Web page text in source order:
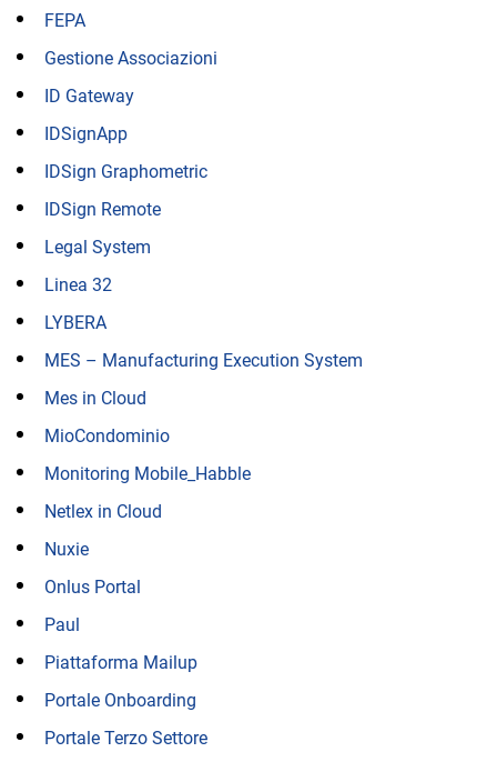
FEPA
Gestione Associazioni
ID Gateway
IDSignApp
IDSign Graphometric
IDSign Remote
Legal System
Linea 32
LYBERA
MES – Manufacturing Execution System
Mes in Cloud
MioCondominio
Monitoring Mobile_Habble
Netlex in Cloud
Nuxie
Onlus Portal
Paul
Piattaforma Mailup
Portale Onboarding
Portale Terzo Settore